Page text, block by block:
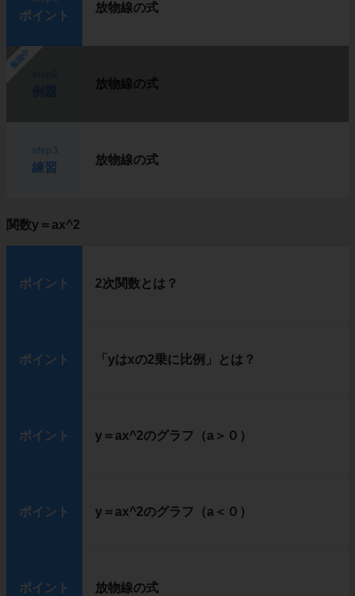
ポイント
放物線の式
勉強中
放物線の式
練習
放物線の式
関数y＝ax^2
ポイント 2次関数とは？
ポイント 「yはxの2乗に比例」とは？
ポイント y＝ax^2のグラフ（a＞０）
ポイント y＝ax^2のグラフ（a＜０）
ポイント 放物線の式